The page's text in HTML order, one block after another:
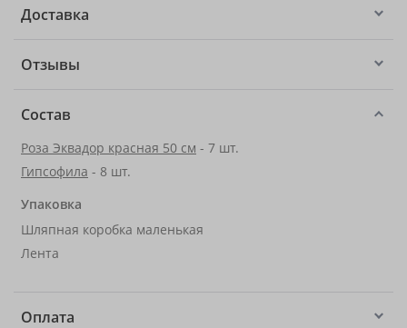
Доставка
Отзывы
Состав
Роза Эквадор красная 50 см - 7 шт.
Гипсофила - 8 шт.
Упаковка
Шляпная коробка маленькая
Лента
Оплата